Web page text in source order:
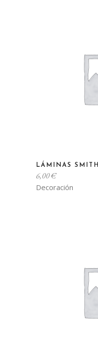
Decoración
LÁMINAS SMITH
6,00€